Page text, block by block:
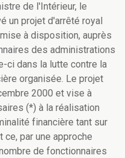
de l'Intérieur, le
un projet d'arrêté royal
à disposition, auprès
des administrations
ci dans la lutte contre la
organisée. Le projet
2000 et vise à
(*) à la réalisation
financière tant sur
par une approche
de fonctionnaires